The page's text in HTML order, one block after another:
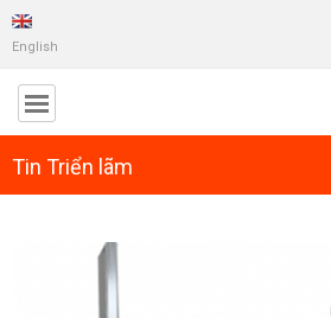
English
Tin Triển lãm